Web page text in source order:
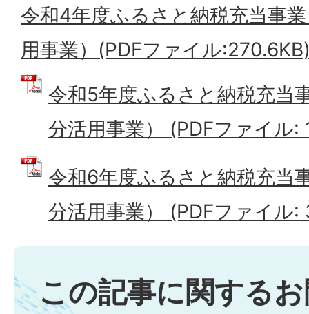
令和4年度ふるさと納税充当事
用事業）(PDFファイル
令和5年度ふるさと納税充当
分活用事業） (PDFファイル:
令和6年度ふるさと納税充当
分活用事業） (PDFファイル:
この記事に関する